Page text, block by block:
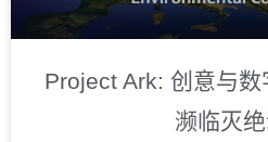
Project Ark: 创意与
濒临灭